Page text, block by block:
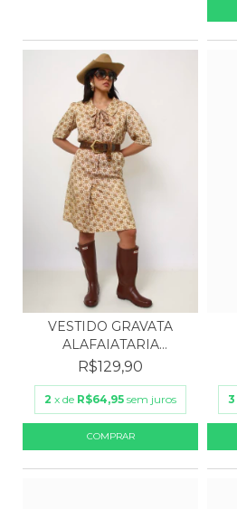
VESTIDO GRAVATA
ALAFAIATARIA
ACETINADO
R$129,90
2 x de R$64,95 sem juros 3